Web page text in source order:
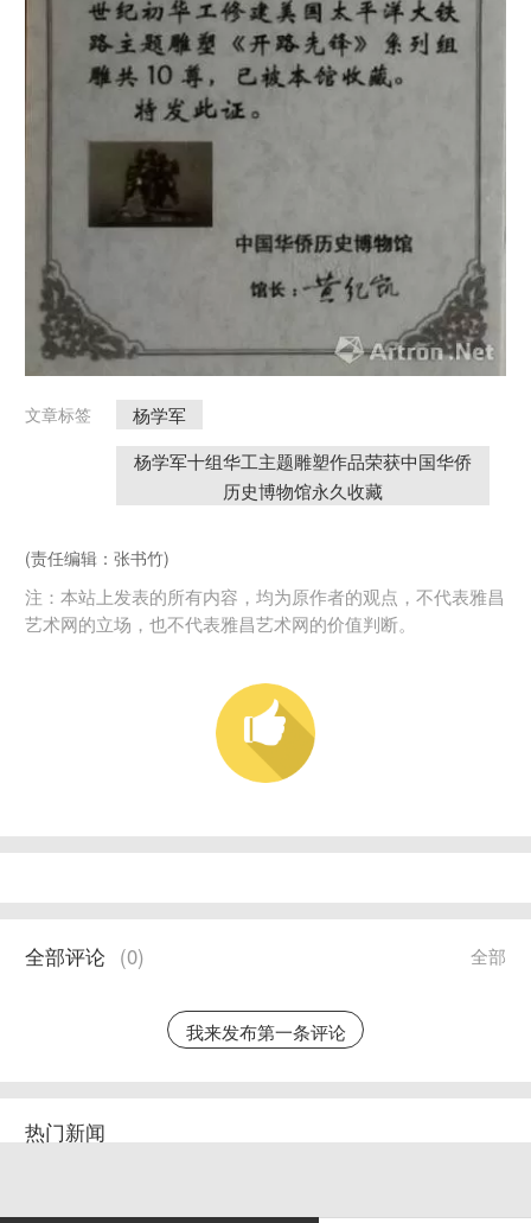
文章标签
杨学军
杨学军十组华工主题雕塑作品荣获中国华侨
历史博物馆永久收藏
(责任编辑：张书竹)
注：本站上发表的所有内容，均为原作者的观点，不代表雅昌
艺术网的立场，也不代表雅昌艺术网的价值判断。
全部
全部评论 (0)
我来发布第一条评论
热门新闻